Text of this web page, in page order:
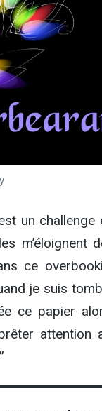
un challenge
ce
je suis
ce papier